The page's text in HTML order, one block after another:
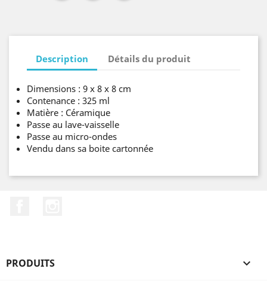
Description Détails du produit
Dimensions : 9 x 8 x 8 cm
Contenance : 325 ml
Matière : Céramique
Passe au lave-vaisselle
Passe au micro-ondes
Vendu dans sa boite cartonnée
PRODUITS 